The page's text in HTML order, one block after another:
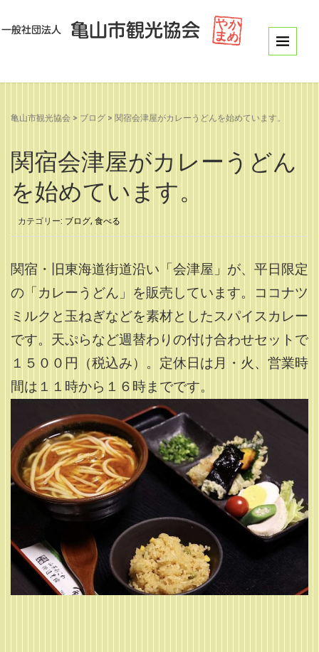
亀山市観光協会 > ブログ > 関宿会津屋がカレーうどんを始めています。
関宿会津屋がカレーうどん
を始めています。
カテゴリー: ブログ, 食べる
関宿・旧東海道街道沿い「会津屋」が、平日限定
の「カレーうどん」を販売しています。ココナツ
ミルクと玉ねぎなどを素材としたスパイスカレー
です。天ぷらなど週替わりの付け合わせセットで
１５００円（税込み）。定休日は月・火、営業時
間は１１時から１６時までです。